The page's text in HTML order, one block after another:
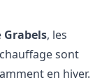
Grabels, les
sont
en hiver.